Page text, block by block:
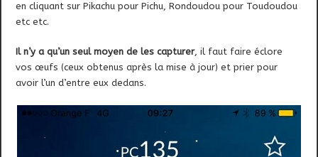
en cliquant sur Pikachu pour Pichu, Rondoudou pour Toudoudou
etc etc.
Il n’y a qu’un seul moyen de les capturer, il faut faire éclore
vos œufs (ceux obtenus après la mise à jour) et prier pour
avoir l’un d’entre eux dedans.